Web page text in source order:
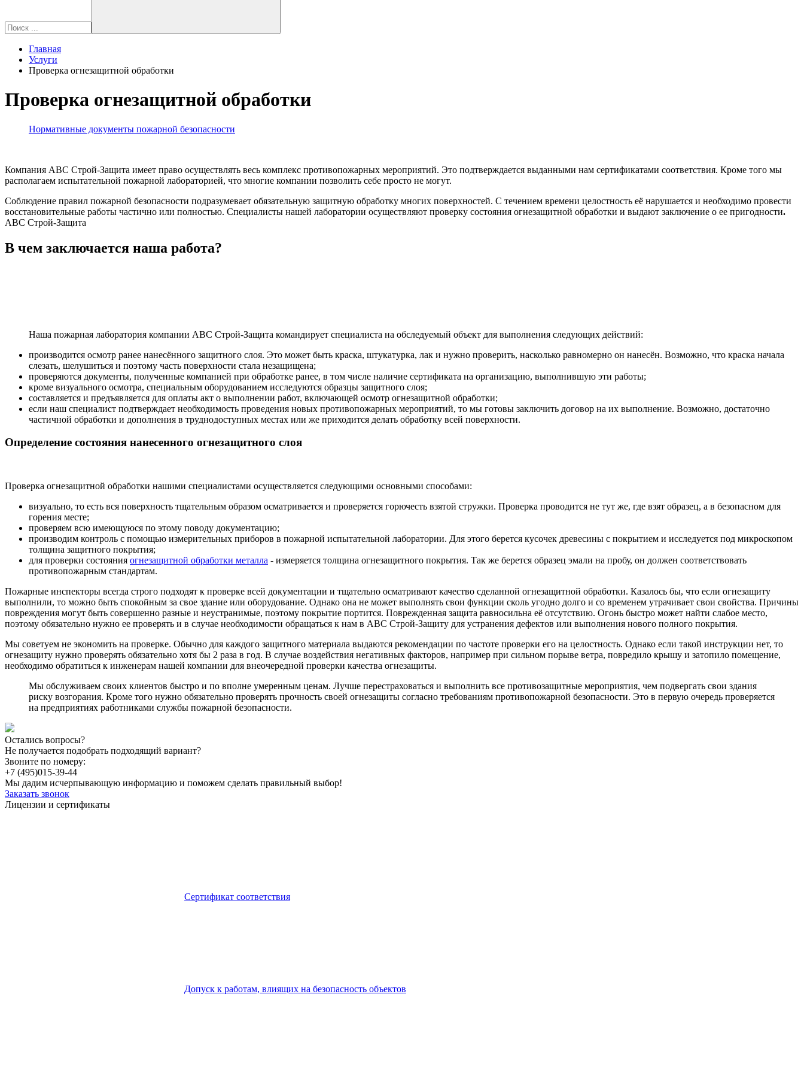
Главная
Услуги
Проверка огнезащитной обработки
Проверка огнезащитной обработки
Нормативные документы пожарной безопасности
Компания ABC Строй-Защита имеет право осуществлять весь комплекс противопожарных мероприятий. Это подтверждается выданными нам сертификатами соответствия. Кроме того мы
располагаем испытательной пожарной лабораторией, что многие компании позволить себе просто не могут.
Соблюдение правил пожарной безопасности подразумевает обязательную защитную обработку многих поверхностей. С течением времени целостность её нарушается и необходимо провести
восстановительные работы частично или полностью. Специалисты нашей лаборатории осуществляют проверку состояния огнезащитной обработки и выдают заключение о ее пригодности.
ABC Строй-Защита
В чем заключается наша работа?
Наша пожарная лаборатория компании ABC Строй-Защита командирует специалиста на обследуемый объект для выполнения следующих действий:
производится осмотр ранее нанесённого защитного слоя. Это может быть краска, штукатурка, лак и нужно проверить, насколько равномерно он нанесён. Возможно, что краска начала
слезать, шелушиться и поэтому часть поверхности стала незащищена;
проверяются документы, полученные компанией при обработке ранее, в том числе наличие сертификата на организацию, выполнившую эти работы;
кроме визуального осмотра, специальным оборудованием исследуются образцы защитного слоя;
составляется и предъявляется для оплаты акт о выполнении работ, включающей осмотр огнезащитной обработки;
если наш специалист подтверждает необходимость проведения новых противопожарных мероприятий, то мы готовы заключить договор на их выполнение. Возможно, достаточно
частичной обработки и дополнения в труднодоступных местах или же приходится делать обработку всей поверхности.
Определение состояния нанесенного огнезащитного слоя
Проверка огнезащитной обработки нашими специалистами осуществляется следующими основными способами:
визуально, то есть вся поверхность тщательным образом осматривается и проверяется горючесть взятой стружки. Проверка проводится не тут же, где взят образец, а в безопасном для
горения месте;
проверяем всю имеющуюся по этому поводу документацию;
производим контроль с помощью измерительных приборов в пожарной испытательной лаборатории. Для этого берется кусочек древесины с покрытием и исследуется под микроскопом
толщина защитного покрытия;
для проверки состояния огнезащитной обработки металла - измеряется толщина огнезащитного покрытия. Так же берется образец эмали на пробу, он должен соответствовать
противопожарным стандартам.
Пожарные инспекторы всегда строго подходят к проверке всей документации и тщательно осматривают качество сделанной огнезащитной обработки. Казалось бы, что если огнезащиту
выполнили, то можно быть спокойным за свое здание или оборудование. Однако она не может выполнять свои функции сколь угодно долго и со временем утрачивает свои свойства. Причины
повреждения могут быть совершенно разные и неустранимые, поэтому покрытие портится. Поврежденная защита равносильна её отсутствию. Огонь быстро может найти слабое место,
поэтому обязательно нужно ее проверять и в случае необходимости обращаться к нам в ABC Строй-Защиту для устранения дефектов или выполнения нового полного покрытия.
Мы советуем не экономить на проверке. Обычно для каждого защитного материала выдаются рекомендации по частоте проверки его на целостность. Однако если такой инструкции нет, то
огнезащиту нужно проверять обязательно хотя бы 2 раза в год. В случае воздействия негативных факторов, например при сильном порыве ветра, повредило крышу и затопило помещение,
необходимо обратиться к инженерам нашей компании для внеочередной проверки качества огнезащиты.
Мы обслуживаем своих клиентов быстро и по вполне умеренным ценам. Лучше перестраховаться и выполнить все противозащитные мероприятия, чем подвергать свои здания
риску возгорания. Кроме того нужно обязательно проверять прочность своей огнезащиты согласно требованиям противопожарной безопасности. Это в первую очередь проверяется
на предприятиях работниками службы пожарной безопасности.
Остались вопросы?
Не получается подобрать подходящий вариант?
Звоните по номеру:
+7 (495)015-39-44
Мы дадим исчерпывающую информацию и поможем сделать правильный выбор!
Заказать звонок
Лицензии и сертификаты
Сертификат соответствия
Допуск к работам, влиящих на безопасность объектов